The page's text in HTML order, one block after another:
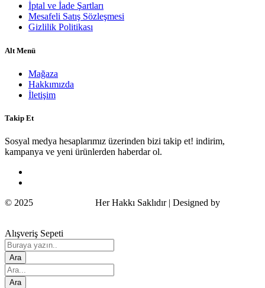
İptal ve İade Şartları
Mesafeli Satış Sözleşmesi
Gizlilik Politikası
Alt Menü
Mağaza
Hakkımızda
İletişim
Takip Et
Sosyal medya hesaplarımız üzerinden bizi takip et! indirim,
kampanya ve yeni ürünlerden haberdar ol.
© 2025
Her Hakkı Saklıdır | Designed by
Alışveriş Sepeti